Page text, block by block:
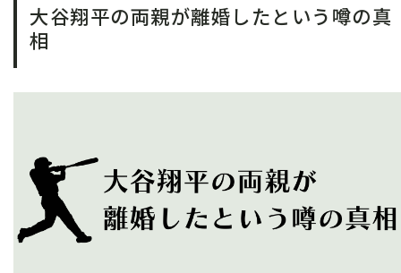
大谷翔平の両親が離婚したという噂の真
相